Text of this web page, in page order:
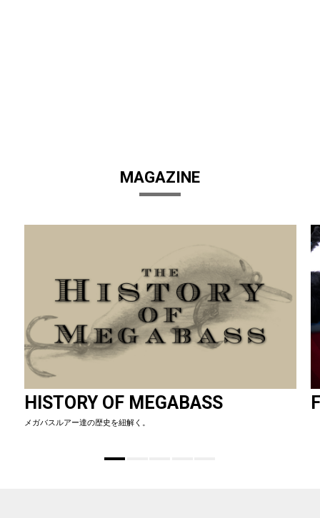
MAGAZINE
HISTORY OF MEGABASS
メガバスルアー達の歴史を紐解く。